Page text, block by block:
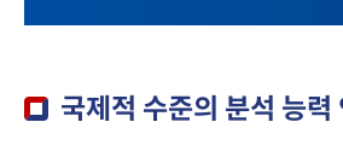
국제적 수준의 분석 능력